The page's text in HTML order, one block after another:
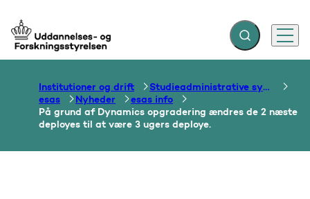
Gå til forsiden Fold søgefelt ud
Menu
Institutioner og drift
Studieadministrative systemer
esas
Nyheder
esas info
På grund af Dynamics opgradering ændres de 2 næste
deployes til at være 3 ugers deploye.